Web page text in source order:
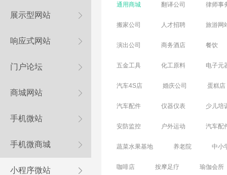
展示型网站
响应式网站
门户论坛
商城网站
手机微站
手机微商城
小程序微站
通用商城 翻译公司 律师事
搬家公司 人才招聘 旅游网
演出公司 商务酒店 餐饮
五金工具 化工原料 电子元
汽车4S店 婚庆公司 蛋糕店
汽车配件 仪器仪表 少儿培
安防监控 户外运动 汽车配
蔬菜水果基地 养老院 中小
咖啡店 按摩足疗 瑜伽会所